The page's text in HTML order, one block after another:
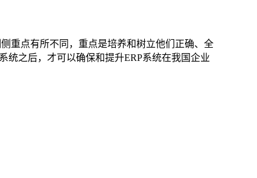
重点有所不同，重点是培养和树立他们正确、全
统之后，才可以确保和提升ERP系统在我国企业